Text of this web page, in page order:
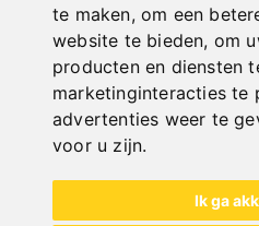
te maken,om een
website te bieden, om
producten en diensten
marketinginteracties te
advertenties weer te
voor u zijn.
Ik ga
In
Deliverable in 2-